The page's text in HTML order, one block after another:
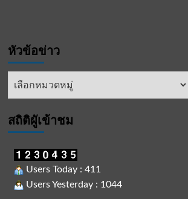
หัวข้อข่าว
หัวข้อ
สถิติผูัเข้าชม
Users Today : 411
Users Yesterday : 1044